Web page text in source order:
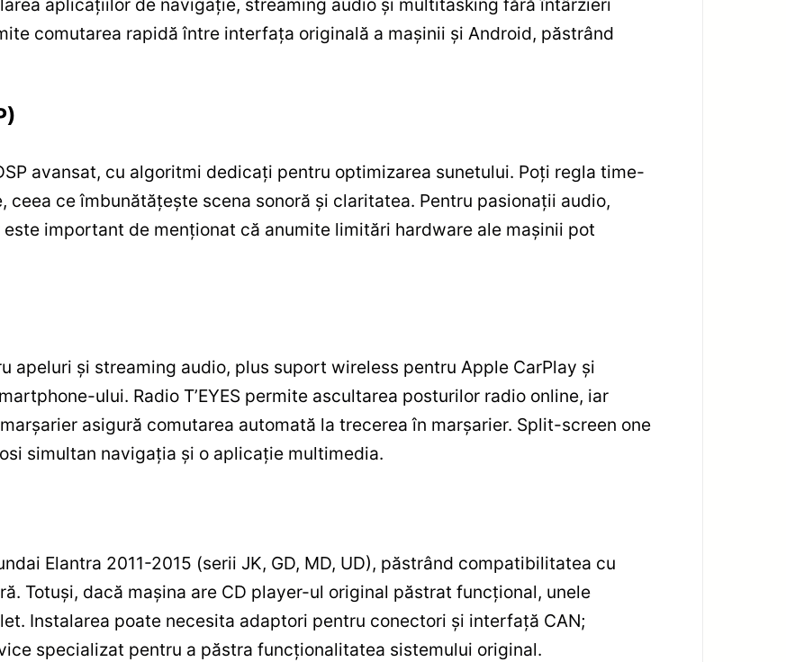
comutarea rapidă între interfața originală a mașinii și Android, păstrând
avansat, cu algoritmi dedicați pentru optimizarea sunetului. Poți regla time-
ce îmbunătățește scena sonoră și claritatea. Pentru pasionații audio,
important de menționat că anumite limitări hardware ale mașinii pot
apeluri și streaming audio, plus suport wireless pentru Apple CarPlay și
ului. Radio T’EYES permite ascultarea posturilor radio online, iar
asigură comutarea automată la trecerea în marșarier. Split-screen one
simultan navigația și o aplicație multimedia.
Elantra 2011-2015 (serii JK, GD, MD, UD), păstrând compatibilitatea cu
Totuși, dacă mașina are CD player-ul original păstrat funcțional, unele
Instalarea poate necesita adaptori pentru conectori și interfață CAN;
specializat pentru a păstra funcționalitatea sistemului original.